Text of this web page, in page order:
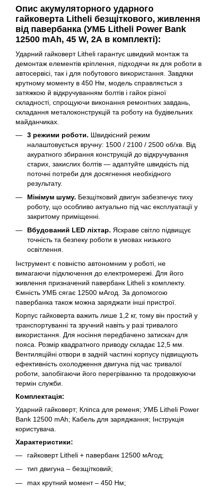
Опис акумуляторного ударного
гайковерта Litheli безщіткового, живлення
від павербанка (УМБ Litheli Power Bank
12500 mAh, 45 W, 2А в комплекті):
Ударний гайковерт Litheli гарантує швидкий монтаж та
демонтаж елементів кріплення, підходячи як для роботи в
автосервісі, так і для побутового використання. Завдяки
крутному моменту в 450 Нм, модель справляється з
затяжкою й відкручуванням болтів і гайок різної
складності, спрощуючи виконання ремонтних завдань,
складання металоконструкцій та роботу на будівельних
майданчиках.
3 режими роботи. Швидкісний режим
налаштовується вручну: 1500 / 2100 / 2500 об/хв. Від
акуратного збирання конструкцій до відкручування
старих, закислих болтів — адаптуйте швидкість під
поточні потреби для досягнення необхідного
результату.
Мінімум шуму. Безщітковий двигун забезпечує тиху
роботу, що особливо актуально під час експлуатації у
закритому приміщенні.
Вбудований LED ліхтар. Яскраве світло підвищує
точність та безпеку роботи в умовах низького
освітлення.
Інструмент є повністю автономним у роботі, не
вимагаючи підключення до електромережі. Для його
живлення призначений павербанк Litheli з комплекту.
Ємність УМБ сягає 12500 мАгод. За допомогою
павербанка також можна заряджати інші пристрої.
Корпус гайковерта важить лише 1,2 кг, тому він простий у
транспортуванні та зручний навіть у разі тривалого
використання. Для носіння передбачено затискач для
пояса. Розмір квадратного приводу складає 12,5 мм.
Вентиляційні отвори в задній частині корпусу підвищують
ефективність охолодження двигуна під час тривалої
роботи, запобігаючи його перегріванню та продовжуючи
термін служби.
Комплектація:
Ударний гайковерт; Кліпса для ременя; УМБ Litheli Power
Bank 12500 mAh; Кабель для заряджання; Інструкція
користувача.
Характеристики:
гайковерт Litheli + павербанк 12500 мАгод;
тип двигуна – безщітковий;
max крутний момент – 450 Нм;